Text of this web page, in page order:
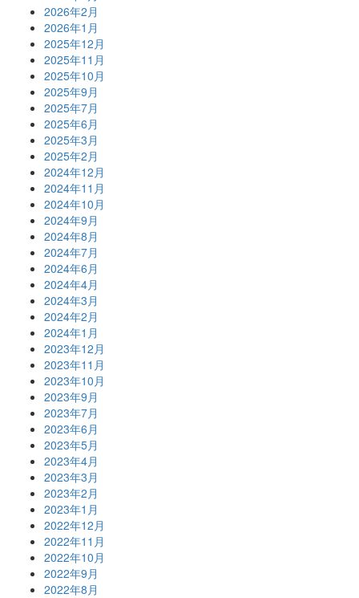
2026年2月
2026年1月
2025年12月
2025年11月
2025年10月
2025年9月
2025年7月
2025年6月
2025年3月
2025年2月
2024年12月
2024年11月
2024年10月
2024年9月
2024年8月
2024年7月
2024年6月
2024年4月
2024年3月
2024年2月
2024年1月
2023年12月
2023年11月
2023年10月
2023年9月
2023年7月
2023年6月
2023年5月
2023年4月
2023年3月
2023年2月
2023年1月
2022年12月
2022年11月
2022年10月
2022年9月
2022年8月